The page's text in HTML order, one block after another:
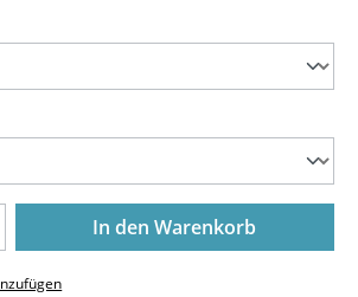
Gib den gewünschten
In den Warenkorb